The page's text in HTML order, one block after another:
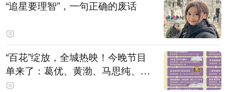
“追星要理智”，一句正确的废话
“百花”绽放，全城热映！今晚节目
单来了：葛优、黄渤、马思纯、刘
浩存、廖昌永、谭维维……